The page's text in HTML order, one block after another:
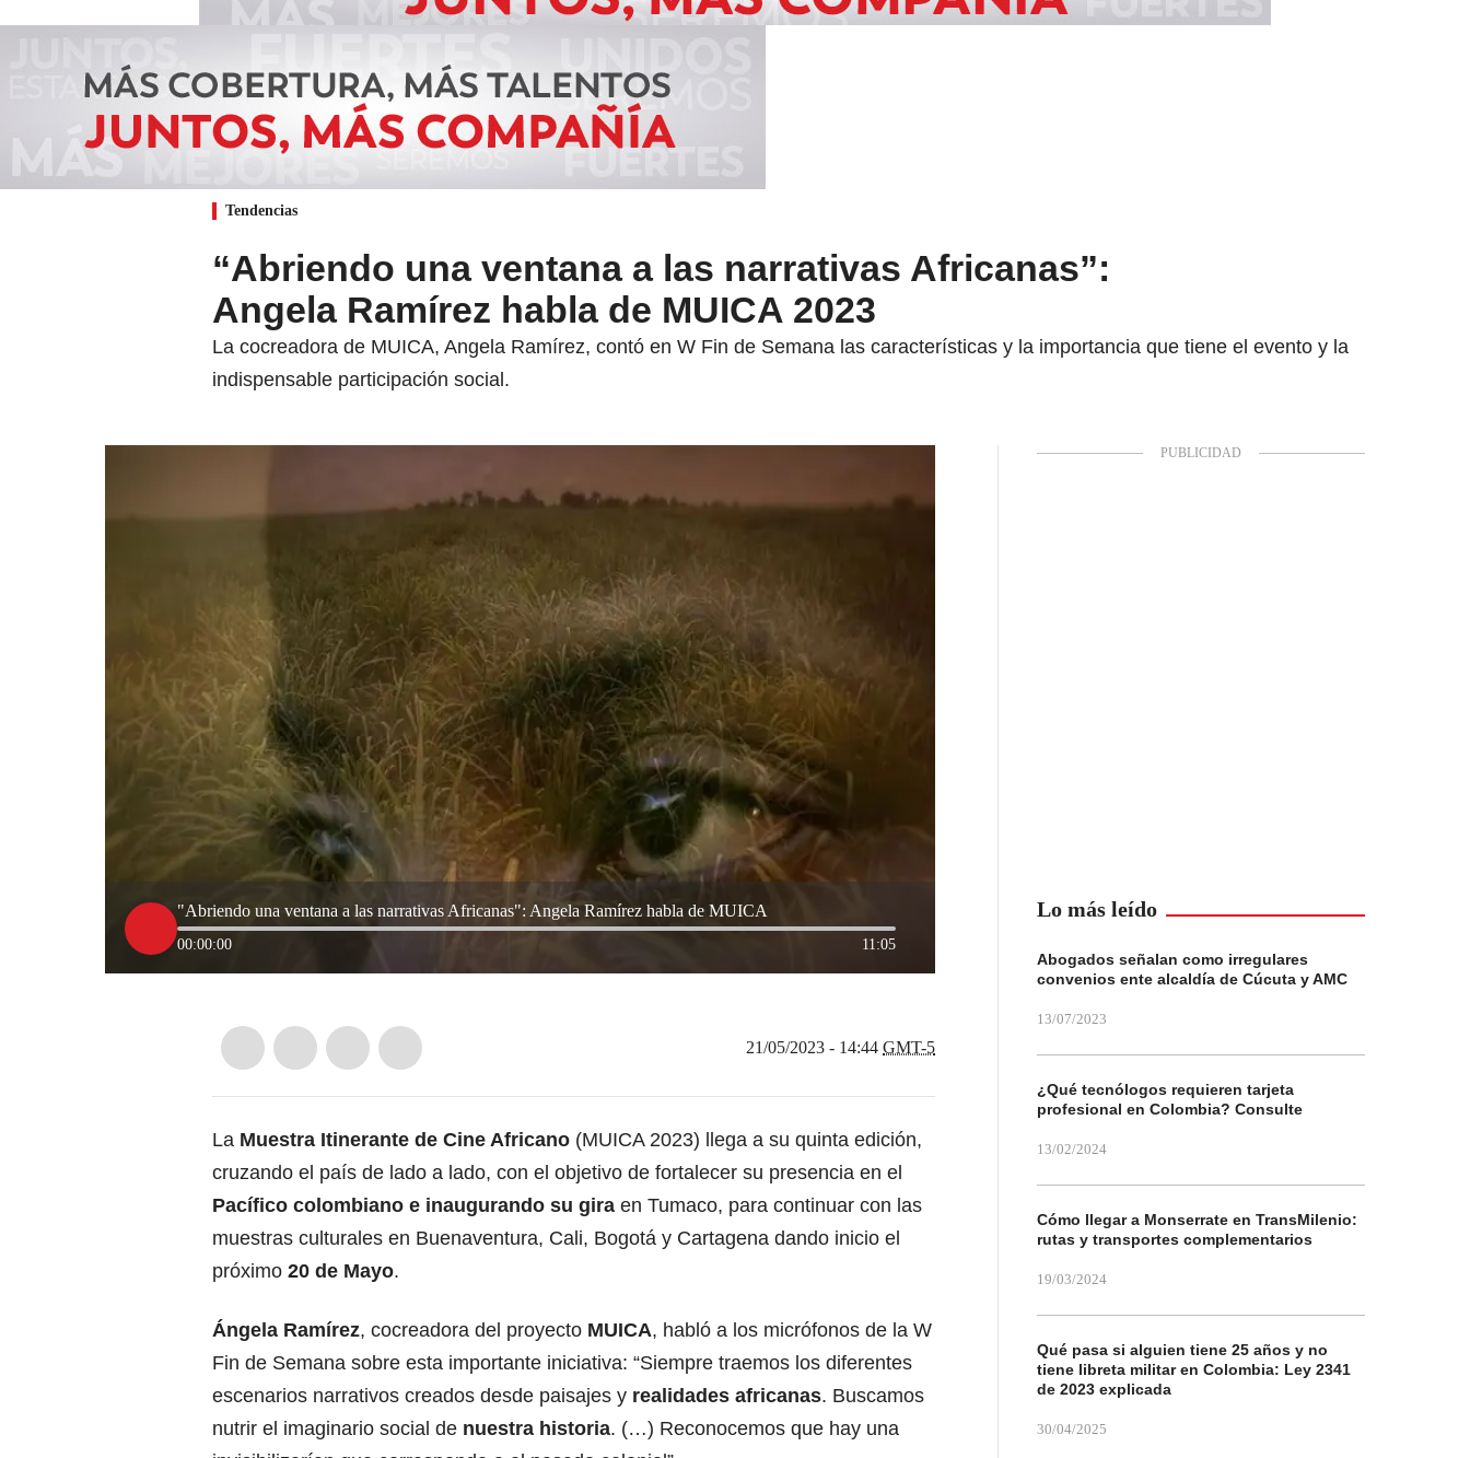
Tendencias
“Abriendo una ventana a las narrativas Africanas”:
Angela Ramírez habla de MUICA 2023
La cocreadora de MUICA, Angela Ramírez, contó en W Fin de Semana las características y la importancia que tiene el evento y la
indispensable participación social.
"Abriendo una ventana a las narrativas Africanas": Angela Ramírez habla de MUICA
00:00:00 11:05
21/05/2023 - 14:44 GMT-5
La Muestra Itinerante de Cine Africano (MUICA 2023) llega a su quinta edición,
cruzando el país de lado a lado, con el objetivo de fortalecer su presencia en el
Pacífico colombiano e inaugurando su gira en Tumaco, para continuar con las
muestras culturales en Buenaventura, Cali, Bogotá y Cartagena dando inicio el
próximo 20 de Mayo.
Ángela Ramírez, cocreadora del proyecto MUICA, habló a los micrófonos de la W
Fin de Semana sobre esta importante iniciativa: “Siempre traemos los diferentes
escenarios narrativos creados desde paisajes y realidades africanas. Buscamos
nutrir el imaginario social de nuestra historia. (…) Reconocemos que hay una
Lo más leído
Abogados señalan como irregulares
convenios ente alcaldía de Cúcuta y AMC
13/07/2023
¿Qué tecnólogos requieren tarjeta
profesional en Colombia? Consulte
13/02/2024
Cómo llegar a Monserrate en TransMilenio:
rutas y transportes complementarios
19/03/2024
Qué pasa si alguien tiene 25 años y no
tiene libreta militar en Colombia: Ley 2341
de 2023 explicada
30/04/2025